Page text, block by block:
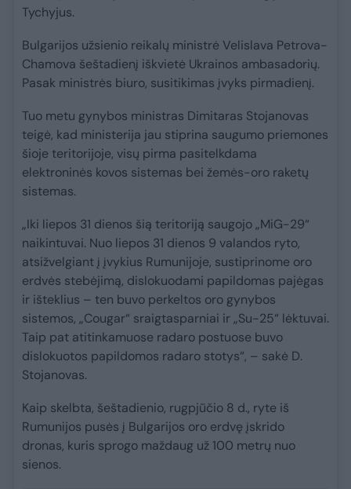
Tychyjus.
Bulgarijos užsienio reikalų ministrė Velislava Petrova-
Chamova šeštadienį iškvietė Ukrainos ambasadorių.
Pasak ministrės biuro, susitikimas įvyks pirmadienį.
Tuo metu gynybos ministras Dimitaras Stojanovas
teigė, kad ministerija jau stiprina saugumo priemones
šioje teritorijoje, visų pirma pasitelkdama
elektroninės kovos sistemas bei žemės-oro raketų
sistemas.
„Iki liepos 31 dienos šią teritoriją saugojo „MiG-29“
naikintuvai. Nuo liepos 31 dienos 9 valandos ryto,
atsižvelgiant į įvykius Rumunijoje, sustiprinome oro
erdvės stebėjimą, dislokuodami papildomas pajėgas
ir išteklius – ten buvo perkeltos oro gynybos
sistemos, „Cougar“ sraigtasparniai ir „Su-25“ lėktuvai.
Taip pat atitinkamuose radaro postuose buvo
dislokuotos papildomos radaro stotys“, – sakė D.
Stojanovas.
Kaip skelbta, šeštadienio, rugpjūčio 8 d., ryte iš
Rumunijos pusės į Bulgarijos oro erdvę įskrido
dronas, kuris sprogo maždaug už 100 metrų nuo
sienos.